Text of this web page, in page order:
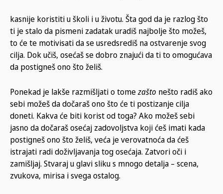
kasnije koristiti u školi i u životu. Šta god da je razlog što
ti je stalo da pismeni zadatak uradiš najbolje što možeš,
to će te motivisati da se usredsrediš na ostvarenje svog
cilja. Dok učiš, osećaš se dobro znajući da ti to omogućava
da postigneš ono što želiš.
Ponekad je lakše razmišljati o tomezašto nešto radiš ako
sebi možeš da dočaraš ono što će ti postizanje cilja
doneti. Kakva će biti korist od toga? Ako možeš sebi
jasno da dočaraš osećaj zadovoljstva koji ćeš imati kada
postigneš ono što želiš, veća je verovatnoća da ćeš
istrajati radi doživljavanja tog osećaja. Zatvori oči i
zamišljaj. Stvaraj u glavi sliku s mnogo detalja – scena,
zvukova, mirisa i svega ostalog.